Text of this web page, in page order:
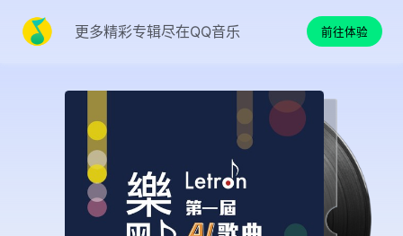
更多精彩专辑尽在QQ音乐 前往体验